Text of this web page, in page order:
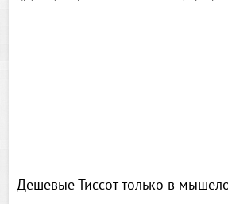
промышленные революции
Дешевые Тиссот только в